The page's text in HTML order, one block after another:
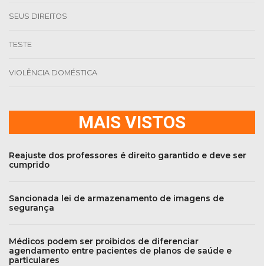
SEUS DIREITOS
TESTE
VIOLÊNCIA DOMÉSTICA
MAIS VISTOS
Reajuste dos professores é direito garantido e deve ser
cumprido
Sancionada lei de armazenamento de imagens de
segurança
Médicos podem ser proibidos de diferenciar
agendamento entre pacientes de planos de saúde e
particulares